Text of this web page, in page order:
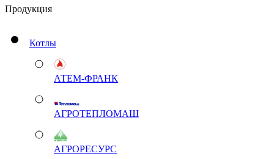
Продукция
Котлы
АТЕМ-ФРАНК
АГРОТЕПЛОМАШ
АГРОРЕСУРС